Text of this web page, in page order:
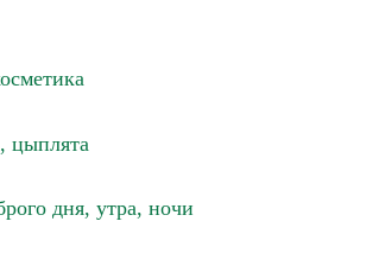
цыплята
дня, утра, ночи